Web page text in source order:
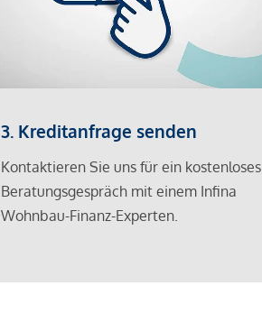
3. Kreditanfrage senden
Kontaktieren Sie uns für ein kostenloses
Beratungsgespräch mit einem Infina
Wohnbau-Finanz-Experten.